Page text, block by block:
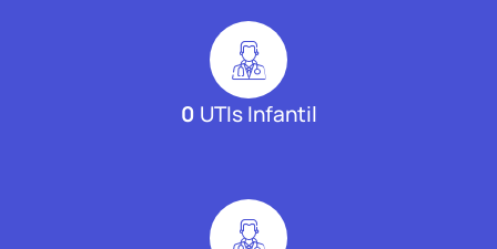
0 UTIs Infantil